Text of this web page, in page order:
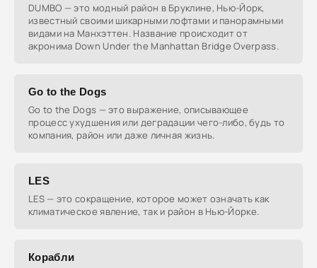
DUMBO — это модный район в Бруклине, Нью-Йорк,
известный своими шикарными лофтами и панорамными
видами на Манхэттен. Название происходит от
акронима Down Under the Manhattan Bridge Overpass.
Go to the Dogs
Go to the Dogs — это выражение, описывающее
процесс ухудшения или деградации чего-либо, будь то
компания, район или даже личная жизнь.
LES
LES — это сокращение, которое может означать как
климатическое явление, так и район в Нью-Йорке.
Корабли